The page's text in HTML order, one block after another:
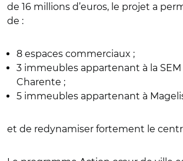
de 16 millions d’euros, le projet a
de :
8 espaces commerciaux ;
3 immeubles appartenant à la SEM
Charente ;
5 immeubles appartenant à
et de redynamiser fortement le